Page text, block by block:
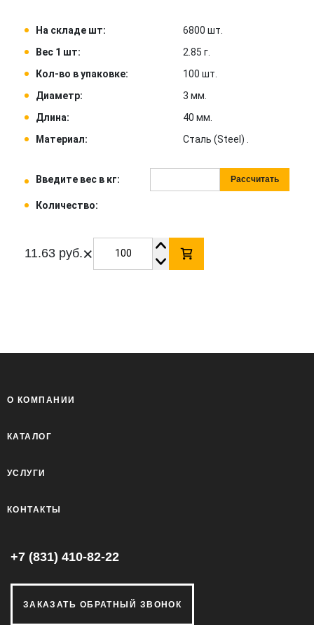
На складе шт:
6800 шт.
Вес 1 шт:
2.85 г.
Кол-во в упаковке:
100 шт.
Диаметр:
3 мм.
Длина:
40 мм.
Материал:
Сталь (Steel) .
Введите вес в кг: Рассчитать
Количество:
11.63 руб.×
О КОМПАНИИ
КАТАЛОГ
УСЛУГИ
КОНТАКТЫ
+7 (831) 410-82-22
ЗАКАЗАТЬ ОБРАТНЫЙ ЗВОНОК